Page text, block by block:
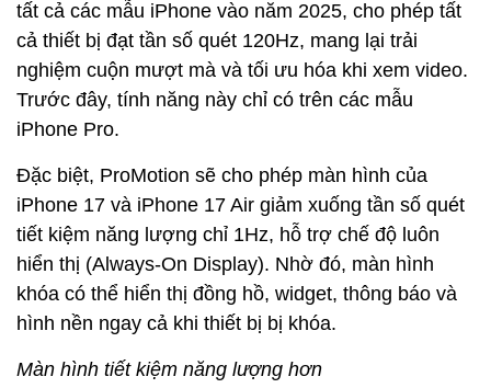
tất cả các mẫu iPhone vào năm 2025, cho phép tất
cả thiết bị đạt tần số quét 120Hz, mang lại trải
nghiệm cuộn mượt mà và tối ưu hóa khi xem video.
Trước đây, tính năng này chỉ có trên các mẫu
iPhone Pro.
Đặc biệt, ProMotion sẽ cho phép màn hình của
iPhone 17 và iPhone 17 Air giảm xuống tần số quét
tiết kiệm năng lượng chỉ 1Hz, hỗ trợ chế độ luôn
hiển thị (Always-On Display). Nhờ đó, màn hình
khóa có thể hiển thị đồng hồ, widget, thông báo và
hình nền ngay cả khi thiết bị bị khóa.
Màn hình tiết kiệm năng lượng hơn